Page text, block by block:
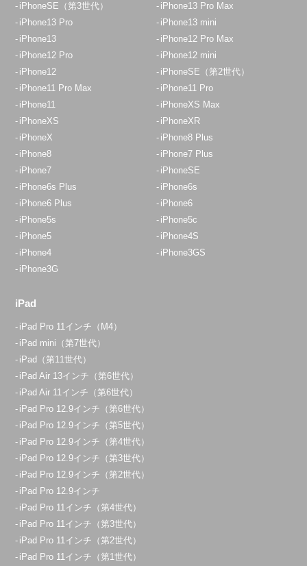
iPhoneSE（第3世代）
iPhone13 Pro Max
iPhone13 Pro
iPhone13 mini
iPhone13
iPhone12 Pro Max
iPhone12 Pro
iPhone12 mini
iPhone12
iPhoneSE（第2世代）
iPhone11 Pro Max
iPhone11 Pro
iPhone11
iPhoneXS Max
iPhoneXS
iPhoneXR
iPhoneX
iPhone8 Plus
iPhone8
iPhone7 Plus
iPhone7
iPhoneSE
iPhone6s Plus
iPhone6s
iPhone6 Plus
iPhone6
iPhone5s
iPhone5c
iPhone5
iPhone4S
iPhone4
iPhone3GS
iPhone3G
iPad
iPad Pro 11インチ（M4）
iPad mini（第7世代）
iPad（第11世代）
iPad Air 13インチ（第6世代）
iPad Air 11インチ（第6世代）
iPad Pro 12.9インチ（第6世代）
iPad Pro 12.9インチ（第5世代）
iPad Pro 12.9インチ（第4世代）
iPad Pro 12.9インチ（第3世代）
iPad Pro 12.9インチ（第2世代）
iPad Pro 12.9インチ
iPad Pro 11インチ（第4世代）
iPad Pro 11インチ（第3世代）
iPad Pro 11インチ（第2世代）
iPad Pro 11インチ（第1世代）